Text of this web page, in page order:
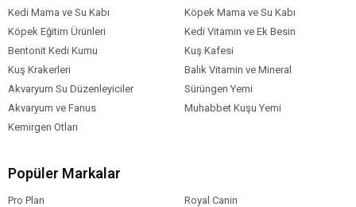
Kedi Mama ve Su Kabı
Köpek Mama ve Su Kabı
Köpek Eğitim Ürünleri
Kedi Vitamin ve Ek Besin
Bentonit Kedi Kumu
Kuş Kafesi
Kuş Krakerleri
Balık Vitamin ve Mineral
Akvaryum Su Düzenleyiciler
Sürüngen Yemi
Akvaryum ve Fanus
Muhabbet Kuşu Yemi
Kemirgen Otları
Popüler Markalar
Pro Plan
Royal Canin